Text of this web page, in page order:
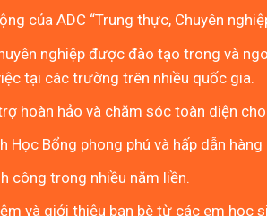
của ADC “Trung thực, Chuyên
nghiệp được đào tạo trong và
tại các trường trên nhiều quốc gia.
hoàn hảo và chăm sóc toàn diện
Học Bổng phong phú và hấp dẫn hàng
công trong nhiều năm liền.
và giới thiệu bạn bè từ các em học